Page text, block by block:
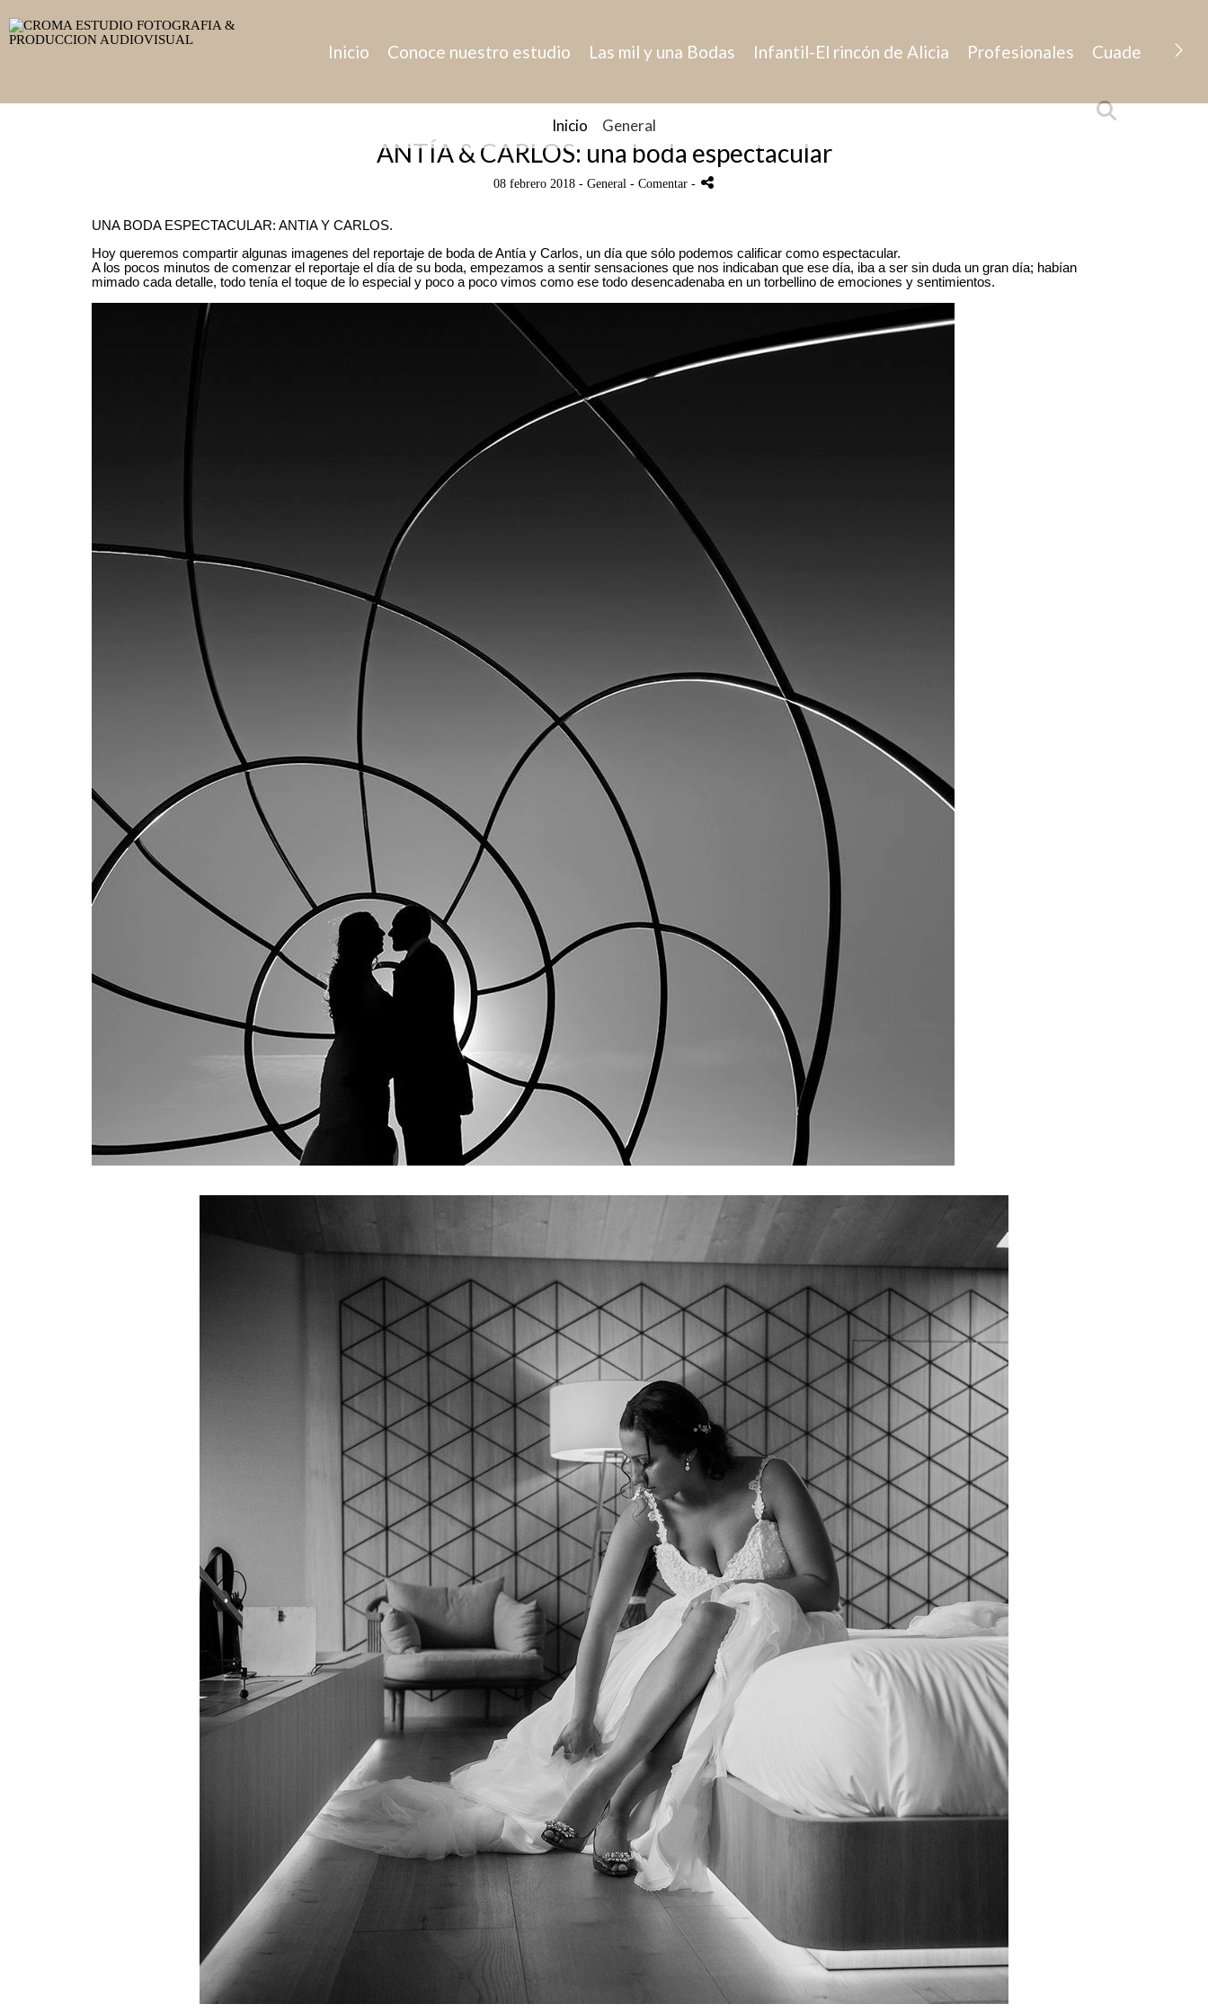
Inicio Conoce nuestro estudio Las mil y una Bodas Infantil-El rincón de Alicia Profesionales Cuaderno de
Inicio General
ANTÍA & CARLOS: una boda espectacular
08 febrero 2018 - General - Comentar -
UNA BODA ESPECTACULAR: ANTIA Y CARLOS.
Hoy queremos compartir algunas imagenes del reportaje de boda de Antía y Carlos, un día que sólo podemos calificar como espectacular.
A los pocos minutos de comenzar el reportaje el día de su boda, empezamos a sentir sensaciones que nos indicaban que ese día, iba a ser sin duda un gran día; habían
mimado cada detalle, todo tenía el toque de lo especial y poco a poco vimos como ese todo desencadenaba en un torbellino de emociones y sentimientos.